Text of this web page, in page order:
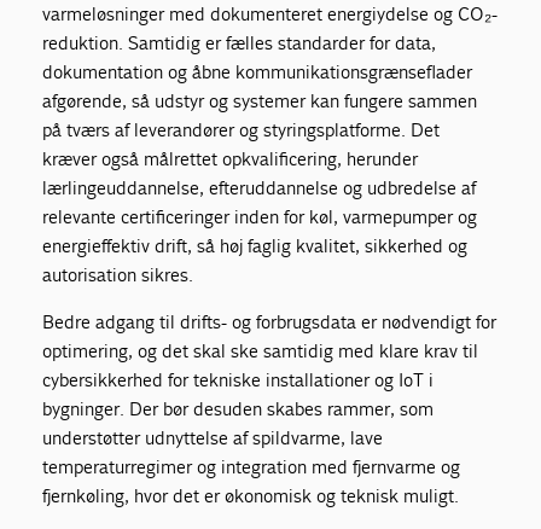
varmeløsninger med dokumenteret energiydelse og CO₂-
reduktion. Samtidig er fælles standarder for data,
dokumentation og åbne kommunikationsgrænseflader
afgørende, så udstyr og systemer kan fungere sammen
på tværs af leverandører og styringsplatforme. Det
kræver også målrettet opkvalificering, herunder
lærlingeuddannelse, efteruddannelse og udbredelse af
relevante certificeringer inden for køl, varmepumper og
energieffektiv drift, så høj faglig kvalitet, sikkerhed og
autorisation sikres.
Bedre adgang til drifts- og forbrugsdata er nødvendigt for
optimering, og det skal ske samtidig med klare krav til
cybersikkerhed for tekniske installationer og IoT i
bygninger. Der bør desuden skabes rammer, som
understøtter udnyttelse af spildvarme, lave
temperaturregimer og integration med fjernvarme og
fjernkøling, hvor det er økonomisk og teknisk muligt.